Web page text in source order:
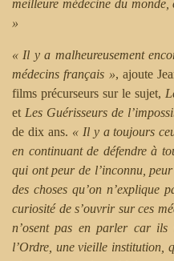
meilleure médecine du monde,
»
« Il y a malheureusement
médecins français », ajoute
films précurseurs sur le sujet,
et Les Guérisseurs de
de dix ans. « Il y a toujours
en continuant de défendre à
qui ont peur de l’inconnu,
des choses qu’on
curiosité de s’ouvrir sur ces
n’osent pas en parler car
l’Ordre, une vieille institution,